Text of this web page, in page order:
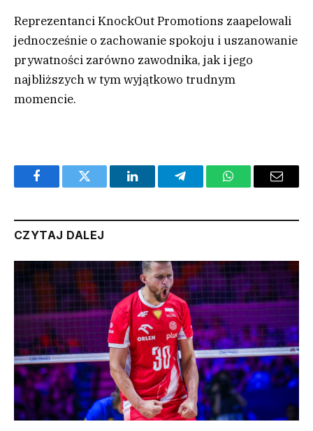
Reprezentanci KnockOut Promotions zaapelowali
jednocześnie o zachowanie spokoju i uszanowanie
prywatności zarówno zawodnika, jak i jego
najbliższych w tym wyjątkowo trudnym
momencie.
FacebookTwitter LinkedInTelegramWhatsAppEmail
CZYTAJ DALEJ